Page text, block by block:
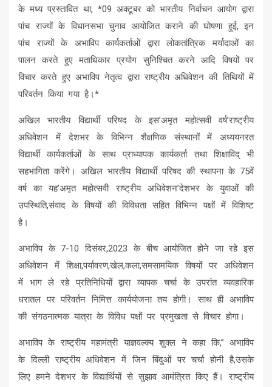
के मध्य प्रस्तावित था, *09 अक्टूबर को भारतीय निर्वाचन आयोग द्वारा
पांच राज्यों के विधानसभा चुनाव आयोजित कराने की घोषणा हुई, इन
पांच राज्यों के अभाविप कार्यकर्ताओं द्वारा लोकतांत्रिक मर्यादाओं का
पालन करते हुए मताधिकार प्रयोग सुनिश्चित करने आदि विषयों पर
विचार करते हुए अभाविप नेतृत्व द्वारा राष्ट्रीय अधिवेशन की तिथियों में
परिवर्तन किया गया है।*
अखिल भारतीय विद्यार्थी परिषद के इस’अमृत महोत्सवी वर्ष’राष्ट्रीय
अधिवेशन में देशभर के विभिन्न शैक्षणिक संस्थानों में अध्ययनरत
विद्यार्थी कार्यकर्ताओं के साथ प्राध्यापक कार्यकर्ता तथा शिक्षाविद् भी
सहभागिता करेंगे। अखिल भारतीय विद्यार्थी परिषद की स्थापना के 75वें
वर्ष का यह’अमृत महोत्सवी राष्ट्रीय अधिवेशन’देशभर के युवाओं की
उपस्थिति,संवाद के विषयों की विविधता सहित विभिन्न पक्षों में विशिष्ट
है।
अभाविप के 7-10 दिसंबर,2023 के बीच आयोजित होने जा रहे इस
अधिवेशन में शिक्षा,पर्यावरण,खेल,कला,समसामयिक विषयों पर अधिवेशन
में भाग ले रहे प्रतिनिधियों द्वारा व्यापक चर्चा के उपरांत व्यवहारिक
धरातल पर परिवर्तन निमित्त कार्ययोजना तय होगी। साथ ही अभाविप
की संगठनात्मक यात्रा के विविध पक्षों पर प्रमुखता से विचार होगा।
अभाविप के राष्ट्रीय महामंत्री याज्ञवल्क्य शुक्ल ने कहा कि,” अभाविप
के दिल्ली राष्ट्रीय अधिवेशन में जिन बिंदुओं पर चर्चा होनी है,उसके
लिए हमने देशभर के विद्यार्थियों से सुझाव आमंत्रित किए हैं। राष्ट्रीय